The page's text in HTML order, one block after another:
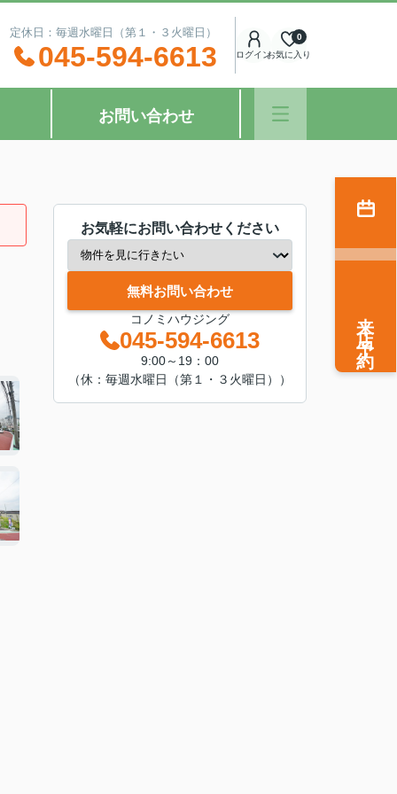
休日：毎週水曜日（第１・３火曜日）
045-594-6613 ログインお気に入り
0
お問い合わせ
お気軽にお問い合わせください
無料お問い合わせ
コノミハウジング
045-594-6613
9:00～19：00
（休：毎週水曜日（第１・３火曜日））
来店予約